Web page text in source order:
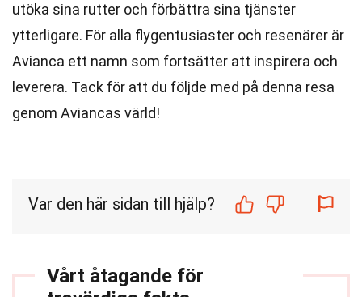
utöka sina rutter och förbättra sina tjänster
ytterligare. För alla flygentusiaster och resenärer är
Avianca ett namn som fortsätter att inspirera och
leverera. Tack för att du följde med på denna resa
genom Aviancas värld!
Var den här sidan till hjälp?
Vårt åtagande för